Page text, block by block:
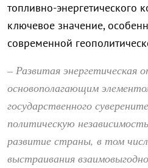
топливно-энергетического
ключевое значение,
современной
– Развитая энергетическая
основополагающим
государственного
политическую
развитие страны, в том
выстраивания